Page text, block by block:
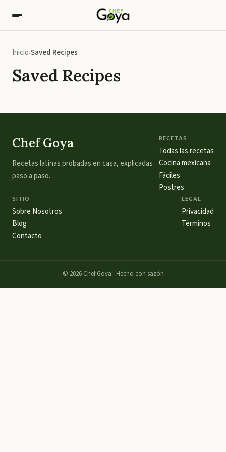
Inicio Saved Recipes
Saved Recipes
Chef Goya
Recetas latinas probadas en casa, explicadas
paso a paso.
RECETAS
Todas las recetas
Cocina mexicana
Fáciles
Postres
SITIO
Sobre Nosotros
Blog
Contacto
LEGAL
Privacidad
Términos
© 2026Chef Goya · Hecho con sazón